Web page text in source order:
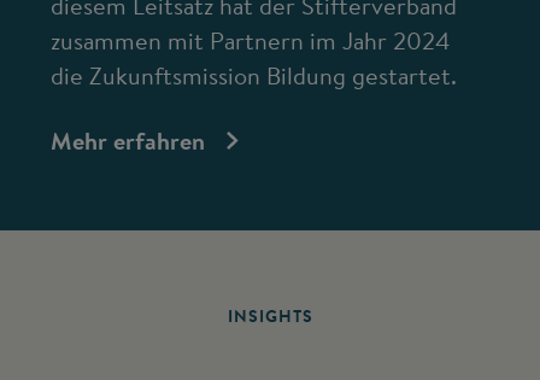
zusammen mit Partnern im Jahr 2024
die Zukunftsmission Bildung gestartet.
Mehr erfahren
INSIGHTS